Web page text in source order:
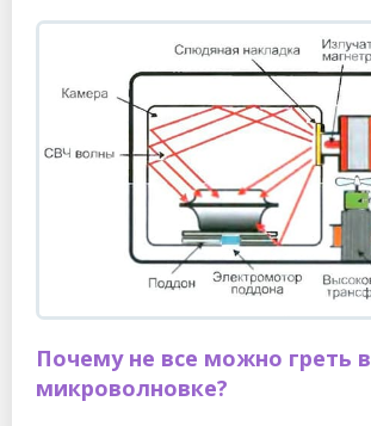
Почему не все можно греть в
микроволновке?